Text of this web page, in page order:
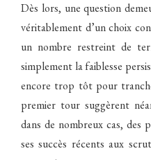
Dès lors, une question
véritablement d’un choix
un nombre restreint de
simplement la faiblesse
encore trop tôt pour
premier tour suggèrent
dans de nombreux cas, des
ses succès récents aux